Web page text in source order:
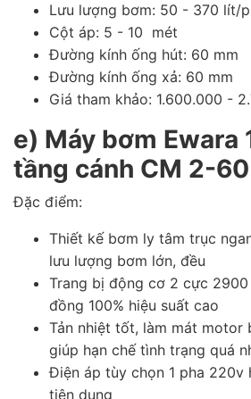
Lưu lượng bơm: 50 - 370 lít/
Cột áp: 5 - 10 mét
Đường kính ống hút: 60 mm
Đường kính ống xả: 60 mm
Giá tham khảo: 1.600.000 -
e) Máy bơm Ewara
tầng cánh CM 2-60
Đặc điểm:
Thiết kế bơm ly tâm trục
lưu lượng bơm lớn, đều
Trang bị động cơ 2 cực
đồng 100% hiệu suất cao
Tản nhiệt tốt, làm mát motor
giúp hạn chế tình trạng quá
Điện áp tùy chọn 1 pha 220v
tiện dụng